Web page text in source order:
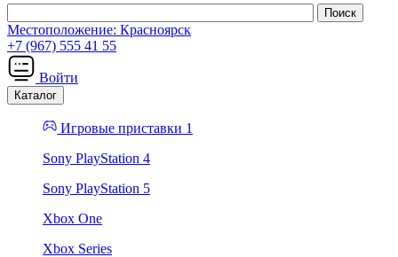
Местоположение: Красноярск
+7 (967) 555 41 55
Войти
Каталог
Игровые приставки 1
Sony PlayStation 4
Sony PlayStation 5
Xbox One
Xbox Series